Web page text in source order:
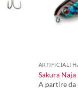
ARTIFICIALI
Sakura Naja
A partire da